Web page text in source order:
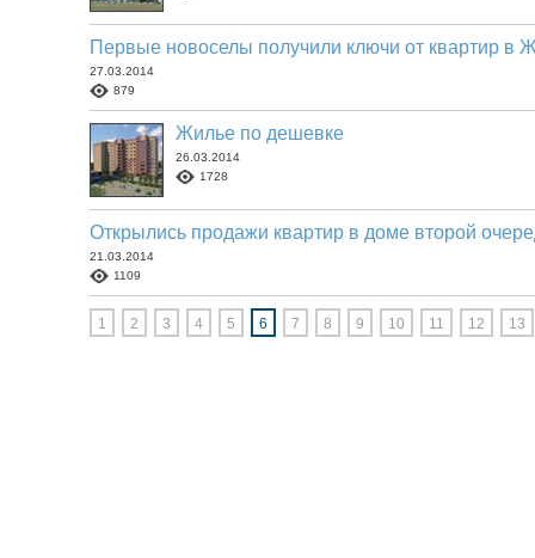
Первые новоселы получили ключи от квартир в
27.03.2014
879
Жилье по дешевке
26.03.2014
1728
Открылись продажи квартир в доме второй
21.03.2014
1109
1 2 3 4 5 6 7 8 9 10 11 12 13